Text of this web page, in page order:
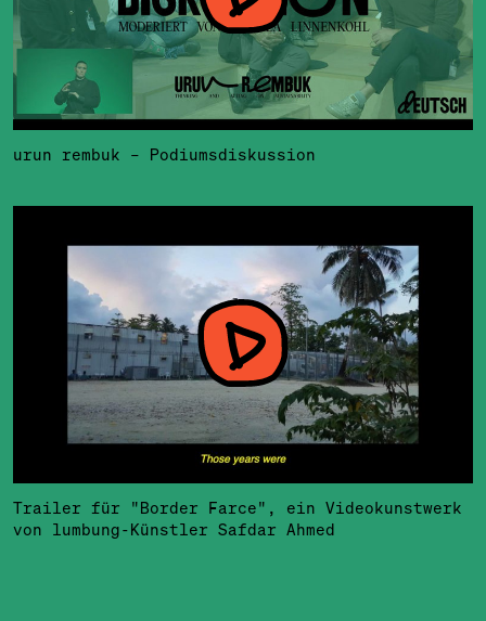
urun rembuk – Podiumsdiskussion
Trailer für "Border Farce", ein Videokunstwerk
von lumbung-Künstler Safdar Ahmed